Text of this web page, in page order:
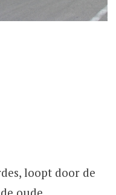
loopt door de